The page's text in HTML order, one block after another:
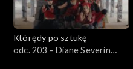
Którędy po sztukę
odc. 203 – Diane Severin